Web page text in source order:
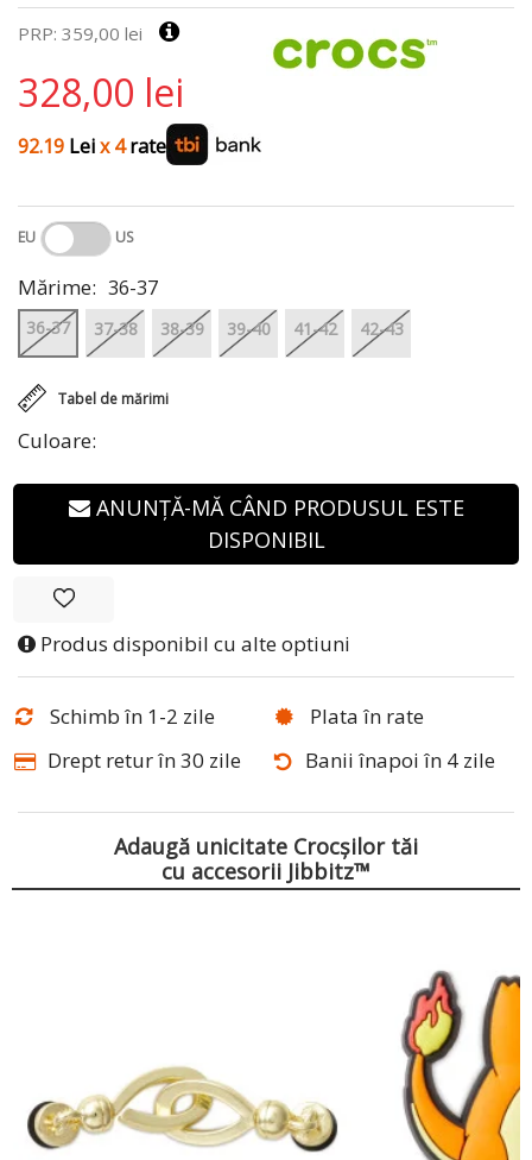
PRP: 359,00 lei
328,00 lei
92.19 Leix 4rate
EU US
Culoare:
Tabel de mărimi
Mărime: 36-37
36-37 37-38 38-39 39-40 41-42 42-43
ANUNȚĂ-MĂ CÂND PRODUSUL ESTE
DISPONIBIL
Produs disponibil cu alte optiuni
Schimb în 1-2 zile
Plata în rate
Drept retur în 30 zile
Banii înapoi în 4 zile
Adaugă unicitate Crocșilor tăi
cu accesorii Jibbitz™